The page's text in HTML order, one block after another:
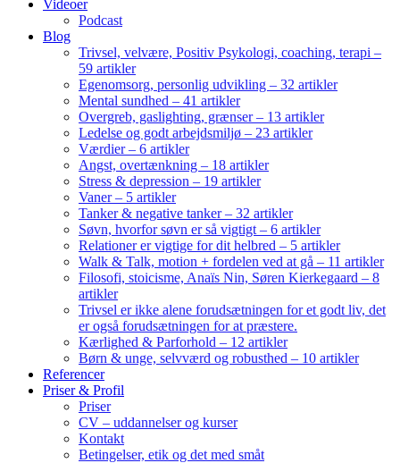
Videoer
Podcast
Blog
Trivsel, velvære, Positiv Psykologi, coaching, terapi –
59 artikler
Egenomsorg, personlig udvikling – 32 artikler
Mental sundhed – 41 artikler
Overgreb, gaslighting, grænser – 13 artikler
Ledelse og godt arbejdsmiljø – 23 artikler
Værdier – 6 artikler
Angst, overtænkning – 18 artikler
Stress & depression – 19 artikler
Vaner – 5 artikler
Tanker & negative tanker – 32 artikler
Søvn, hvorfor søvn er så vigtigt – 6 artikler
Relationer er vigtige for dit helbred – 5 artikler
Walk & Talk, motion + fordelen ved at gå – 11 artikler
Filosofi, stoicisme, Anaïs Nin, Søren Kierkegaard – 8
artikler
Trivsel er ikke alene forudsætningen for et godt liv, det
er også forudsætningen for at præstere.
Kærlighed & Parforhold – 12 artikler
Børn & unge, selvværd og robusthed – 10 artikler
Referencer
Priser & Profil
Priser
CV – uddannelser og kurser
Kontakt
Betingelser, etik og det med småt